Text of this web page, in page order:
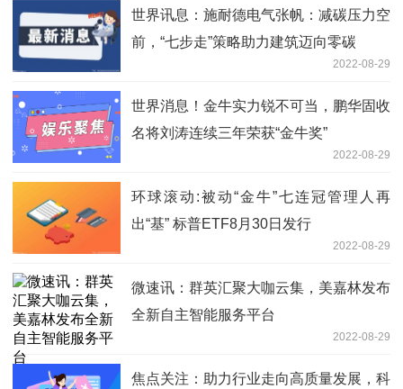
世界讯息：施耐德电气张帆：减碳压力空
前，“七步走”策略助力建筑迈向零碳
2022-08-29
世界消息！金牛实力锐不可当，鹏华固收
名将刘涛连续三年荣获“金牛奖”
2022-08-29
环球滚动:被动“金牛”七连冠管理人再
出“基” 标普ETF8月30日发行
2022-08-29
微速讯：群英汇聚大咖云集，美嘉林发布
全新自主智能服务平台
2022-08-29
焦点关注：助力行业走向高质量发展，科